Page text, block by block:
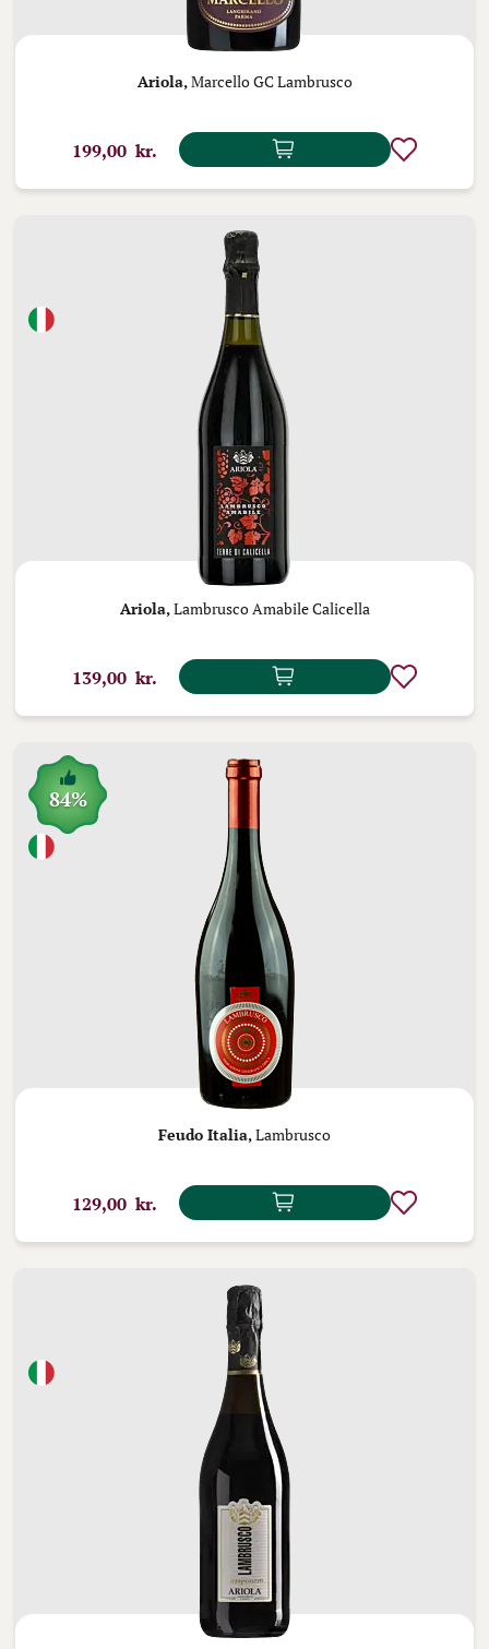
Ariola,Marcello GC Lambrusco
199,00 kr.
Ariola, Lambrusco Amabile Calicella
139,00 kr.
84%
Feudo Italia,Lambrusco
129,00 kr.